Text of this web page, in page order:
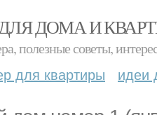
ДОМА И
полезные советы,
для квартиры идеи